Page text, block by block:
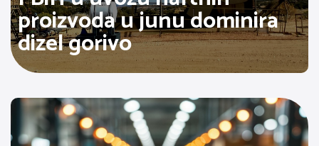
proizvoda u junu dominira
dizel gorivo